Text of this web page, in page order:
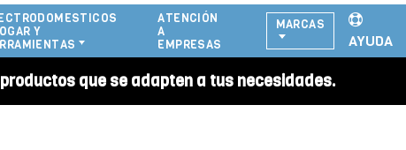
Y
ATENCIÓN
A
EMPRESAS
MARCAS
AYUDA
que se adapten a tus necesidades.